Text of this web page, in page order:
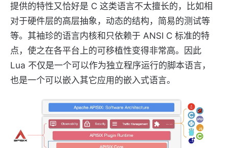
提供的特性又恰好是 C 这类语言不太擅长的，比如相
对于硬件层的高层抽象，动态的结构，简易的测试等
等。其袖珍的语言内核和只依赖于 ANSI C 标准的特
点，使之在各平台上的可移植性变得非常高。因此
Lua 不仅是一个可以作为独立程序运行的脚本语言，
也是一个可以嵌入其它应用的嵌入式语言。